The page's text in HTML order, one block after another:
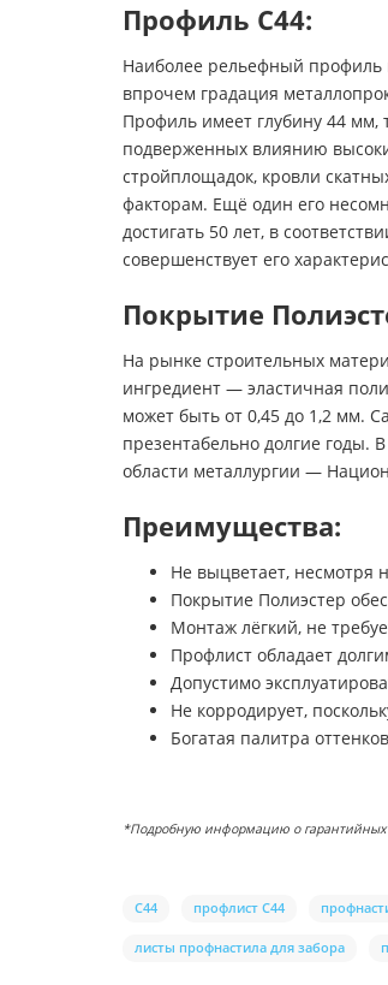
Профиль С44:
Наиболее рельефный профиль
впрочем градация
Профиль имеет глубину 44 мм,
подверженных влиянию
стройплощадок, кровли
факторам. Ещё один его
достигать 50 лет, в
совершенствует его
Покрытие
На рынке строительных
ингредиент — эластичная
может быть от 0,45 до 1,2 мм.
презентабельно долгие годы.
области металлургии —
Преимущества:
Не выцветает, несмотря
Покрытие Полиэстер
Монтаж лёгкий, не
Профлист обладает
Допустимо
Не корродирует,
Богатая палитра
*Подробную информацию о гарантийных
С44 профлист С44
листы профнастила для забора